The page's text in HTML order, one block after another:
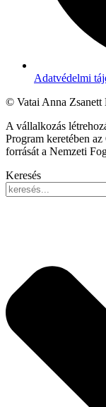
Adatvédelmi
© Vatai Anna Zsanett
A vállalkozás
Program keretében
forrását a Nemzeti
Keresés